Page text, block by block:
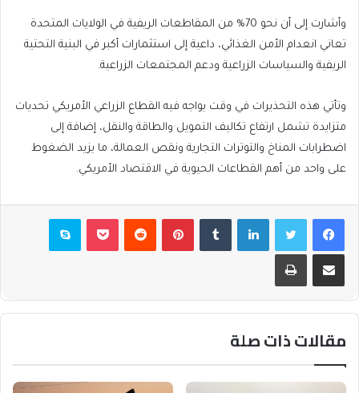
وأشارت إلى أن نحو 70% من المقاطعات الريفية في الولايات المتحدة
تعاني انعدام الأمن الغذائي، داعية إلى استثمارات أكبر في البنية التحتية
الريفية والسياسات الزراعية ودعم المجتمعات الزراعية.
وتأتي هذه التحذيرات في وقت يواجه فيه القطاع الزراعي الأمريكي تحديات
متزايدة تشمل ارتفاع تكاليف التمويل والطاقة والنقل، إضافة إلى
اضطرابات المناخ والتوترات التجارية ونقص العمالة، ما يزيد الضغوط
على واحد من أهم القطاعات الحيوية في الاقتصاد الأمريكي.
فيسبوكتويتر لينكدإن بينتيريست بوكيت سكايب
مشاركة عبر البريد طباعة
مقالات ذات صلة